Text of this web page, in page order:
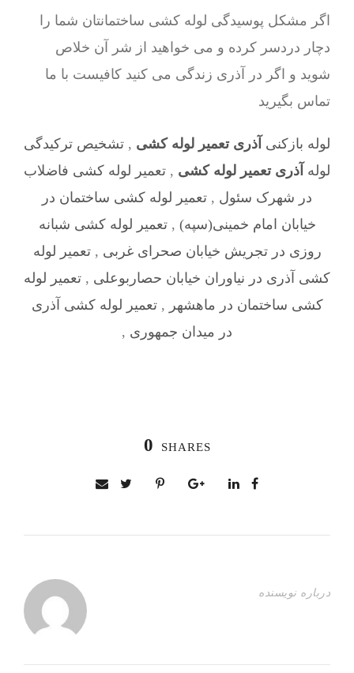
اگر مشکل پوسیدگی لوله کشی ساختمانتان شما را
دچار دردسر کرده و می خواهید از شر آن خلاص
شوید و اگر در آذری زندگی می کنید کافیست با ما
تماس بگیرید
لوله بازکنی آذری تعمیر لوله کشی , تشخیص ترکیدگی
لوله آذری تعمیر لوله کشی , تعمیر لوله کشی فاضلاب
در شهرک سئول , تعمیر لوله کشی ساختمان در
خیابان امام خمینی(سپه) ,تعمیر لوله کشی شبانه
روزی در تجریش خیابان صحرای غربی ,تعمیر لوله
کشی آذری در نیاوران خیابان حصاربوعلی , تعمیر لوله
کشی ساختمان در ماهشهر ,تعمیر لوله کشی آذری
در میدان جمهوری ,
0 SHARES
درباره نویسنده